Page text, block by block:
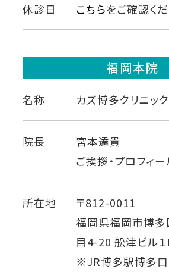
休診日 こちらをご確認くだ
福岡本院
名称 カズ博多クリニック
院長
宮本達貴
ご挨拶・プロフィ
所在地
〒812-0011
福岡県福岡市博
目4-20 舩津ビル
※JR博多駅博多口